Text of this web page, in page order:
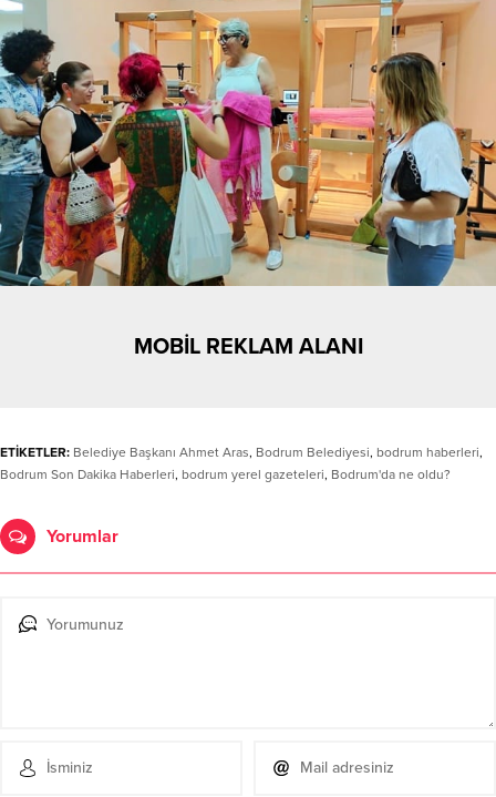
MOBİL REKLAM ALANI
ETİKETLER: Belediye Başkanı Ahmet Aras, Bodrum Belediyesi, bodrum haberleri,
Bodrum Son Dakika Haberleri, bodrum yerel gazeteleri, Bodrum'da ne oldu?
Yorumlar